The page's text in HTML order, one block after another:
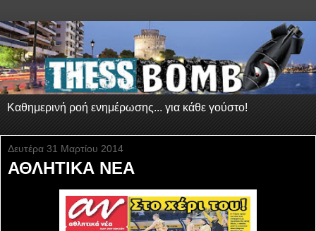
Καθημερινή ροή ενημέρωσης... για κάθε γούστο!
Δευτέρα 31 Μαρτίου 2014
ΑΘΛΗΤΙΚΑ ΝΕΑ